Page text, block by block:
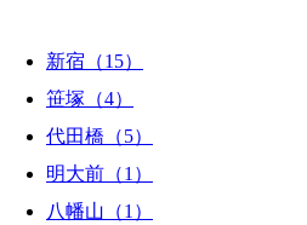
新宿（15）
笹塚（4）
代田橋（5）
明大前（1）
八幡山（1）